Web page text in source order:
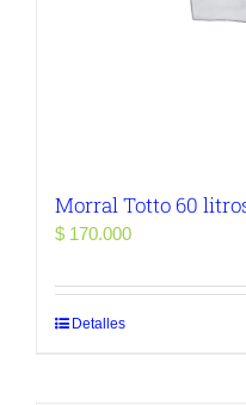
Morral Totto 60
$ 170.000
Detalles